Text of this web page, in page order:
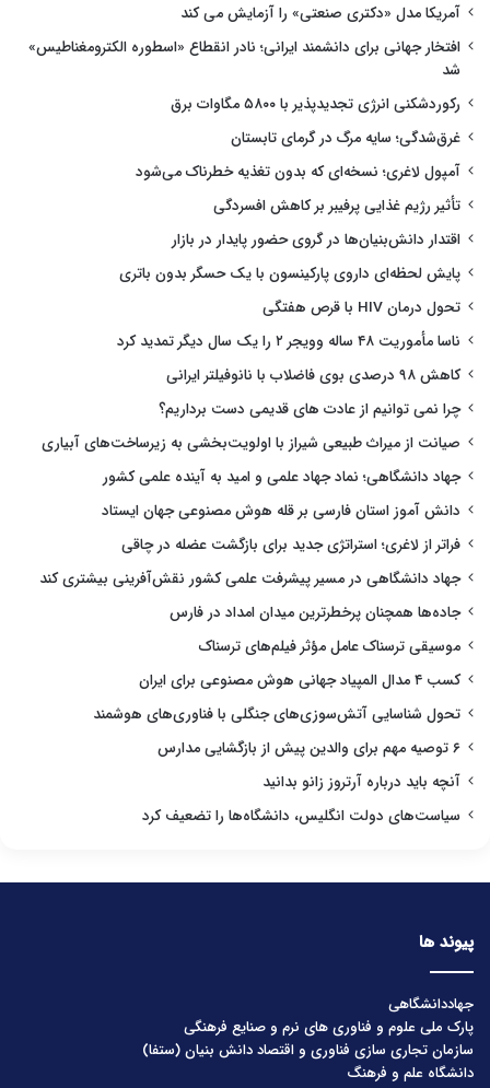
آمریکا مدل «دکتری صنعتی» را آزمایش می کند
افتخار جهانی برای دانشمند ایرانی؛ نادر انقطاع «اسطوره الکترومغناطیس»
شد
رکوردشکنی انرژی تجدیدپذیر با ۵۸۰۰ مگاوات برق
غرق‌شدگی؛ سایه مرگ در گرمای تابستان
آمپول لاغری؛ نسخه‌ای که بدون تغذیه خطرناک می‌شود
تأثیر رژیم غذایی پرفیبر بر کاهش افسردگی
اقتدار دانش‌بنیان‌ها در گروی حضور پایدار در بازار
پایش لحظه‌ای داروی پارکینسون با یک حسگر بدون باتری
تحول درمان HIV با قرص هفتگی
ناسا مأموریت ۴۸ ساله وویجر ۲ را یک سال دیگر تمدید کرد
کاهش ۹۸ درصدی بوی فاضلاب با نانوفیلتر ایرانی
چرا نمی توانیم از عادت های قدیمی دست برداریم؟
صیانت از میراث طبیعی شیراز با اولویت‌بخشی به زیرساخت‌های آبیاری
جهاد دانشگاهی؛ نماد جهاد علمی و امید به آینده علمی کشور
دانش آموز استان فارسی بر قله هوش مصنوعی جهان ایستاد
فراتر از لاغری؛ استراتژی جدید برای بازگشت عضله در چاقی
جهاد دانشگاهی در مسیر پیشرفت علمی کشور نقش‌آفرینی بیشتری کند
جاده‌ها همچنان پرخطرترین میدان امداد در فارس
موسیقی ترسناک عامل مؤثر فیلم‌های ترسناک
کسب ۴ مدال المپیاد جهانی هوش مصنوعی برای ایران
تحول شناسایی آتش‌سوزی‌های جنگلی با فناوری‌های هوشمند
۶ توصیه مهم برای والدین پیش از بازگشایی مدارس
آنچه باید درباره آرتروز زانو بدانید
سیاست‌های دولت انگلیس، دانشگاه‌ها را تضعیف کرد
پیوند ها
جهاددانشگاهی
پارک ملی علوم و فناوری های نرم و صنایع فرهنگی
سازمان تجاری سازی فناوری و اقتصاد دانش بنیان (ستفا)
دانشگاه علم و فرهنگ